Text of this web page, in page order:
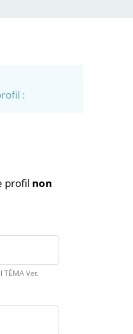
:
profil non
Vet.